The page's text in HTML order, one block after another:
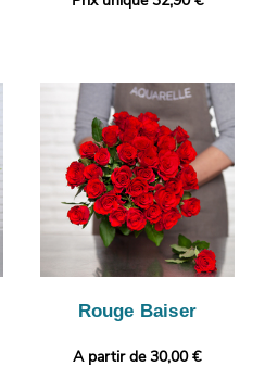
Rouge Baiser
A partir de 30,00 €